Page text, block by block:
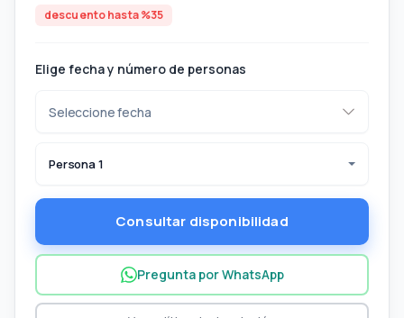
descuento hasta %35
Elige fecha y número de personas
Persona 1
Consultar disponibilidad
Pregunta por WhatsApp